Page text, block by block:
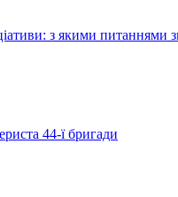
з якими
44-ї бригади